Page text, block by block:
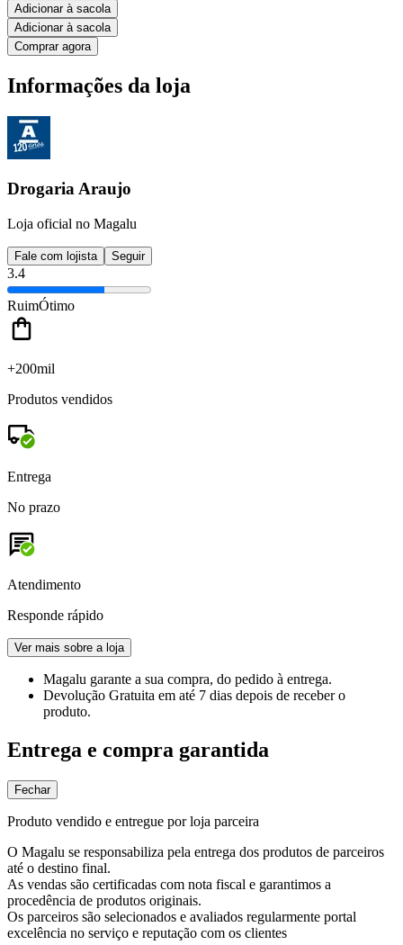
Adicionar à sacola
Adicionar à sacola
Comprar agora
Informações da loja
Drogaria Araujo
Loja oficial no Magalu
Fale com lojista Seguir
3.4
RuimÓtimo
+200mil
Produtos vendidos
Entrega
No prazo
Atendimento
Responde rápido
Ver mais sobre a loja
Magalu garante a sua compra, do pedido à entrega.
Devolução Gratuita em até 7 dias depois de receber o
produto.
Entrega e compra garantida
Fechar
Produto vendido e entregue por loja parceira
O Magalu se responsabiliza pela entrega dos produtos de parceiros
até o destino final.
As vendas são certificadas com nota fiscal e garantimos a
procedência de produtos originais.
Os parceiros são selecionados e avaliados regularmente portal
excelência no serviço e reputação com os clientes